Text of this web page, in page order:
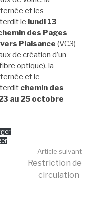
et les
le lundi 13
des Pages
Plaisance (VC3)
de création d’un
optique), la
et le
chemin des
au 25 octobre
Article suivant
Restriction de
circulation